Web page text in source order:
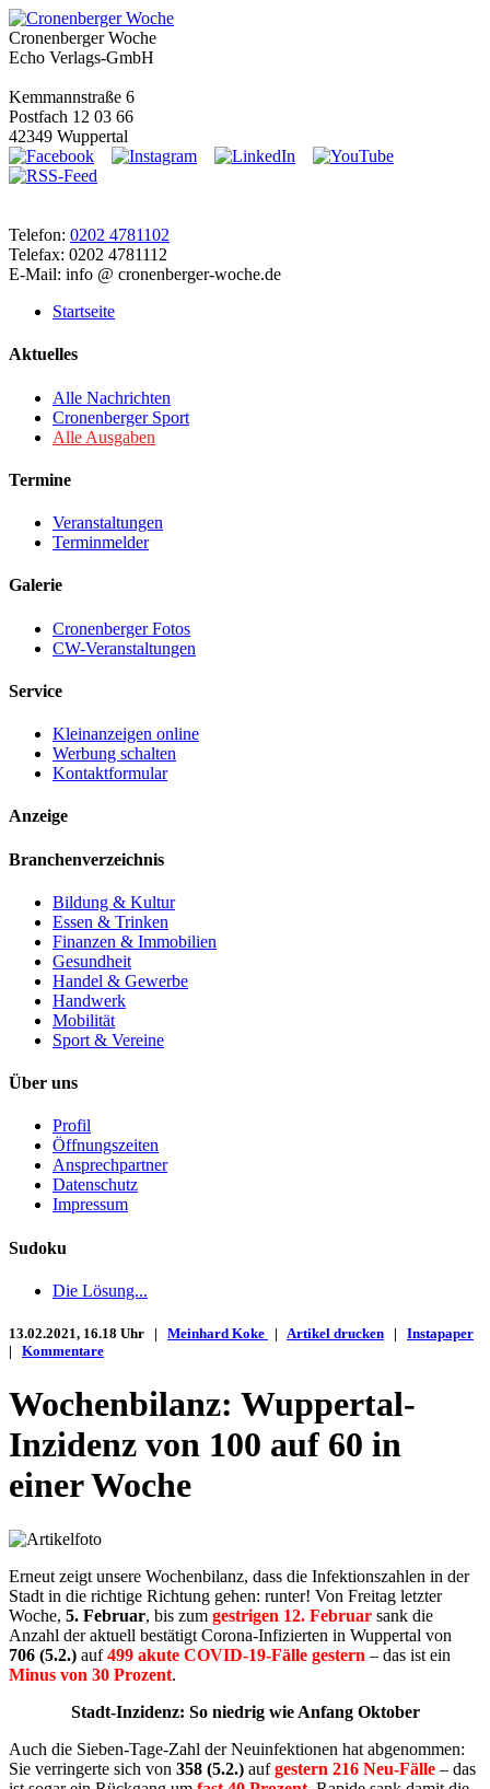
Cronenberger Woche
Echo Verlags-GmbH
Kemmannstraße 6
Postfach 12 03 66
42349 Wuppertal
Telefon: 0202 4781102
Telefax: 0202 4781112
E-Mail: info @ cronenberger-woche.de
Startseite
Aktuelles
Alle Nachrichten
Cronenberger Sport
Alle Ausgaben
Termine
Veranstaltungen
Terminmelder
Galerie
Cronenberger Fotos
CW-Veranstaltungen
Service
Kleinanzeigen online
Werbung schalten
Kontaktformular
Anzeige
Branchenverzeichnis
Bildung & Kultur
Essen & Trinken
Finanzen & Immobilien
Gesundheit
Handel & Gewerbe
Handwerk
Mobilität
Sport & Vereine
Über uns
Profil
Öffnungszeiten
Ansprechpartner
Datenschutz
Impressum
Sudoku
Die Lösung...
13.02.2021, 16.18 Uhr | Meinhard Koke | Artikel drucken | Instapaper
| Kommentare
Wochenbilanz: Wuppertal-
Inzidenz von 100 auf 60 in
einer Woche
Erneut zeigt unsere Wochenbilanz, dass die Infektionszahlen in der
Stadt in die richtige Richtung gehen: runter! Von Freitag letzter
Woche, 5. Februar, bis zum gestrigen 12. Februar sank die
Anzahl der aktuell bestätigt Corona-Infizierten in Wuppertal von
706 (5.2.) auf499 akute COVID-19-Fälle gestern – das ist ein
Minus von 30 Prozent.
Stadt-Inzidenz: So niedrig wie Anfang Oktober
Auch die Sieben-Tage-Zahl der Neuinfektionen hat abgenommen:
Sie verringerte sich von 358 (5.2.) aufgestern 216 Neu-Fälle – das